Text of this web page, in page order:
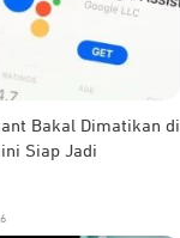
Bakal Dimatikan di
Siap Jadi